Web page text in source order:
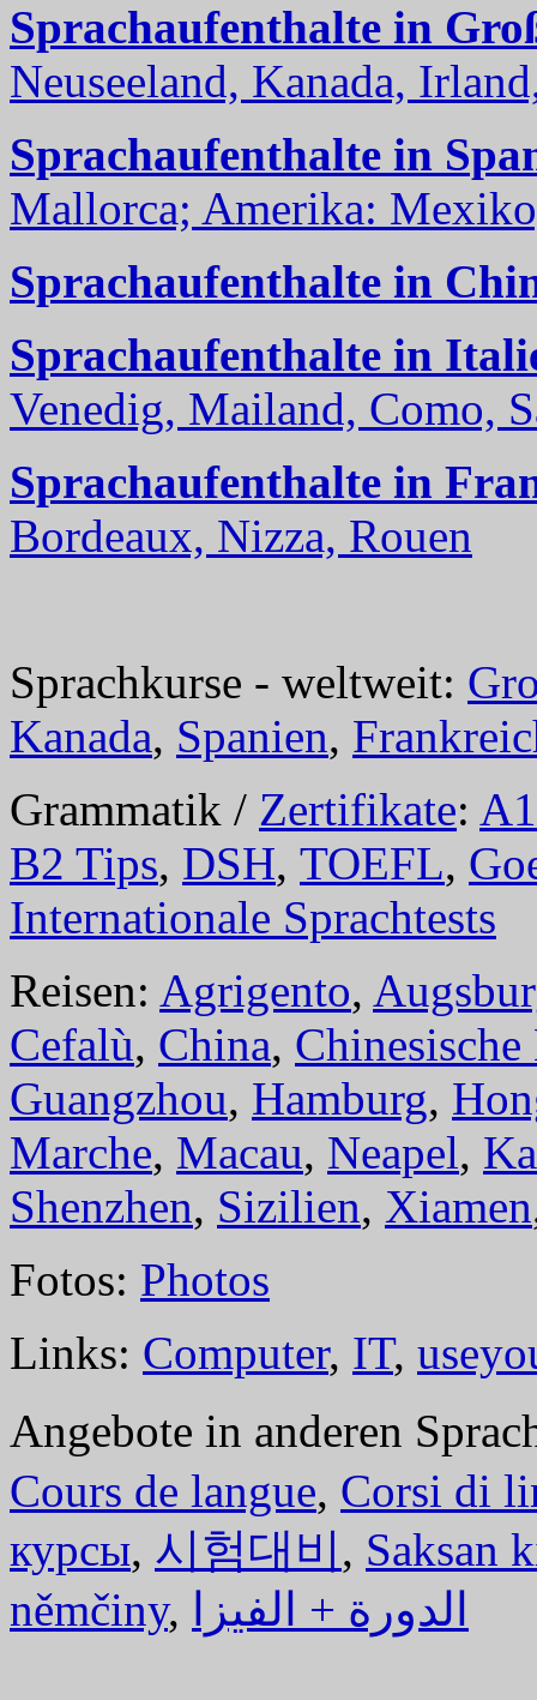
Sprachaufenthalte in
Neuseeland, Kanada,
Sprachaufenthalte in
Mallorca; Amerika:
Sprachaufenthalte in
Sprachaufenthalte in
Venedig, Mailand, Como,
Sprachaufenthalte in
Bordeaux, Nizza, Rouen
Sprachkurse - weltweit:
Kanada, Spanien,
Grammatik / Zertifikate: A1
B2 Tips, DSH, TOEFL,
Internationale Sprachtests
Reisen: Agrigento,
Cefalù, China, Chinesische
Guangzhou, Hamburg,
Marche, Macau, Neapel,
Shenzhen, Sizilien, Xiamen
Fotos: Photos
Links: Computer, IT,
Angebote in anderen
Cours de langue, Corsi di
курсы, 시험대비, Saksan
němčiny, الدورة + الفيزا